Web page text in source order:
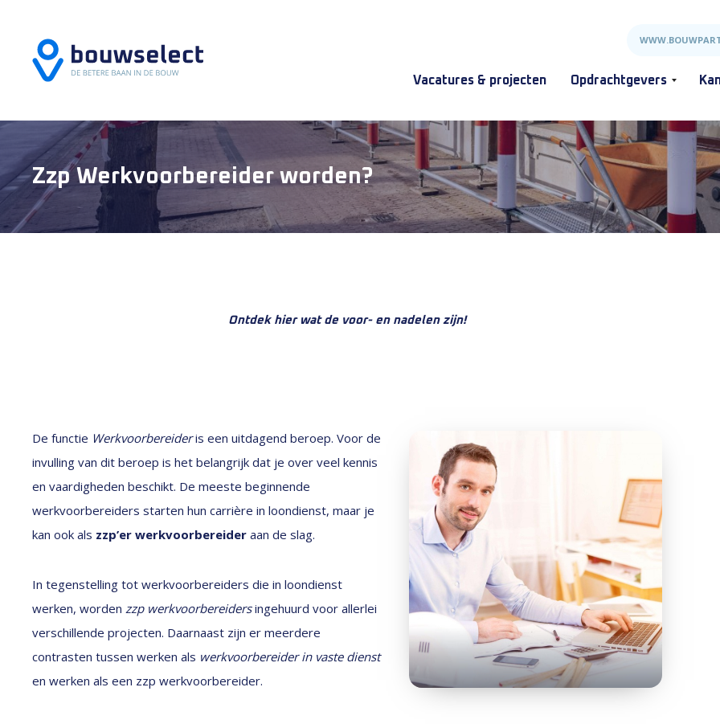
Vacatures & projecten Opdrachtgevers
Zzp Werkvoorbereider worden?
Ontdek hier wat de voor- en nadelen zijn!
De functie Werkvoorbereideris een uitdagend beroep. Voor de
invulling van dit beroep is het belangrijk dat je over veel kennis
en vaardigheden beschikt. De meeste beginnende
werkvoorbereiders starten hun carrière in loondienst, maar je
kan ook als zzp’er werkvoorbereider aan de slag.
In tegenstelling tot werkvoorbereiders die in loondienst
werken, worden zzp werkvoorbereidersingehuurd voor allerlei
verschillende projecten. Daarnaast zijn er meerdere
contrasten tussen werken als werkvoorbereider in vaste dienst
en werken als een zzp werkvoorbereider.